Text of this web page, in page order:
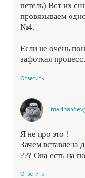
петель) Вот их
провязываем
№4.
Если не очень
зафоткая процесс.
Ответить
Я не про это !
Зачем вставлена
??? Она есть на
Ответить